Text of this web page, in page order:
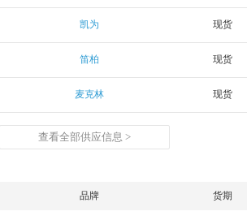
凯为 现货
笛柏 现货
麦克林 现货
查看全部供应信息 >
品牌 货期